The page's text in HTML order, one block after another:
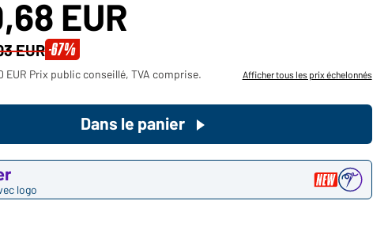
Voudriez-vous acheter des
produits pour votre besoin privé?
clients finaux
EUR
EUR -67%
EUR Prix public conseillé, TVA comprise. Afficher tous les prix échelonnés
logo
Dans le panier